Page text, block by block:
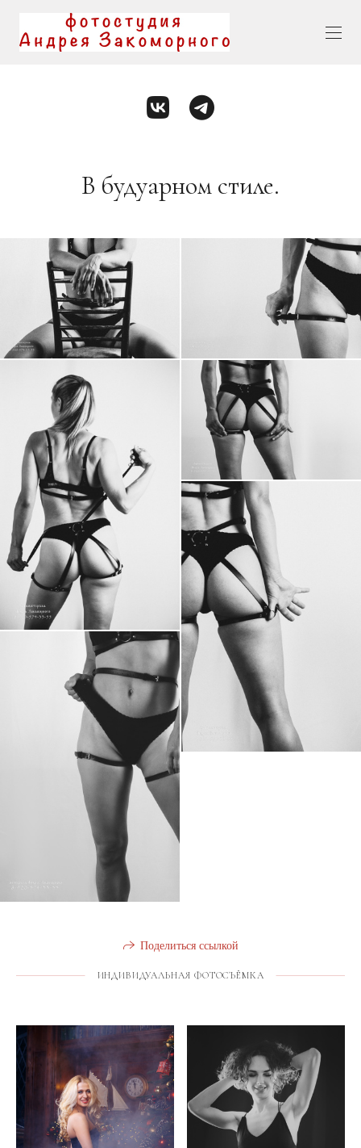
В будуарном стиле.
Поделиться ссылкой
ИНДИВИДУАЛЬНАЯ ФОТОСЪЁМКА